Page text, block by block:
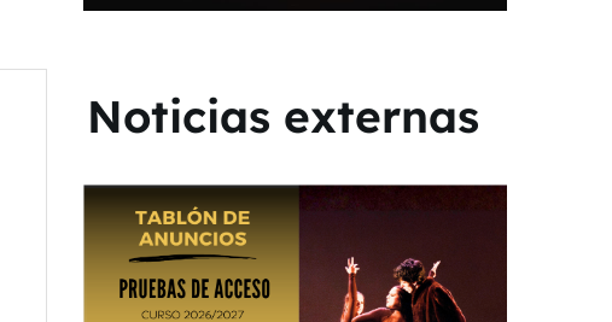
Noticias externas